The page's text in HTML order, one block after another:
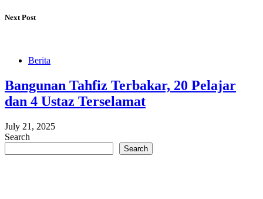
Next Post
Berita
Bangunan Tahfiz Terbakar, 20 Pelajar
dan 4 Ustaz Terselamat
July 21, 2025
Search
Search